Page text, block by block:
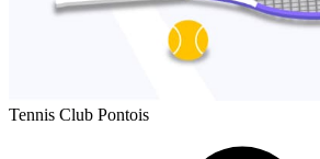
Tennis Club Pontois